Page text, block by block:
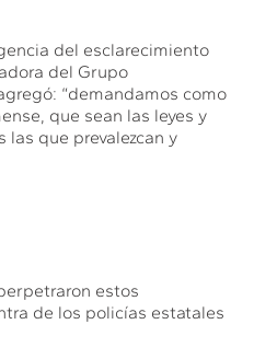
del esclarecimiento
del Grupo
“demandamos como
que sean las leyes y
las que prevalezcan y
estos
de los policías estatales